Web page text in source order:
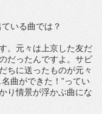
いる曲では？
。元々は上京した友だ
だったんですよ。サビ
ちに送ったものが元々
曲ができた！”ってい
り情景が浮かぶ曲にな